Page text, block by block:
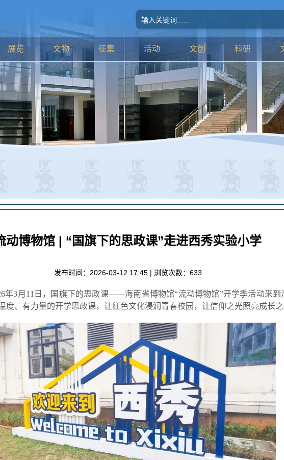
展览 文物 征集 活动 文创 科研
动博物馆 | “国旗下的思政课”走进西秀实验小学
发布时间：2026-03-12 17:45 | 浏览次数： 633
年3月11日，国旗下的思政课——海南省博物馆“流动博物馆”开学季活动来
度、有力量的开学思政课，让红色文化浸润青春校园，让信仰之光照亮成长之